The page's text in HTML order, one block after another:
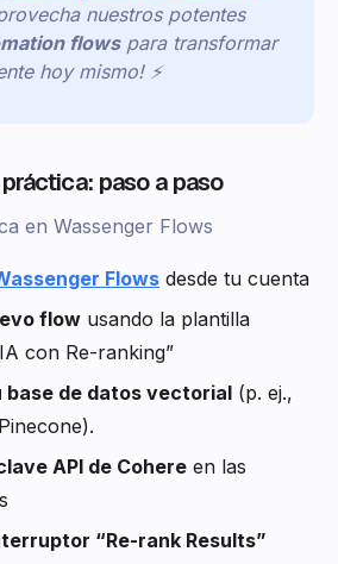
nuestros potentes
flows para transformar
hoy mismo! ⚡
paso a paso
en Wassenger Flows
Flows desde tu cuenta
flow usando la plantilla
con Re-ranking”
base de datos vectorial (p. ej.,
API de Cohere en las
“Re-rank Results”